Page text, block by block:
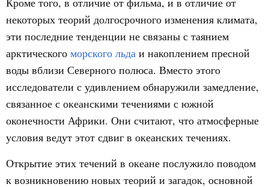
некоторых теорий долгосрочного изменения климата,
эти последние тенденции не связаны с таянием
арктического морского льда и накоплением пресной
воды вблизи Северного полюса. Вместо этого
исследователи с удивлением обнаружили замедление,
связанное с океанскими течениями с южной
оконечности Африки. Они считают, что атмосферные
условия ведут этот сдвиг в океанских течениях.
Открытие этих течений в океане послужило поводом
к возникновению новых теорий и загадок, основной